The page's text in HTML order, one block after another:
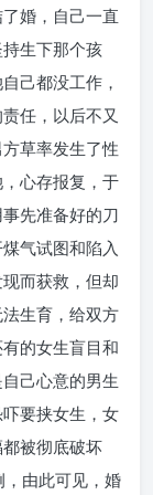
婚，自己一直
生下那个孩
己都没工作，
任，以后不又
草率发生了性
心存报复，于
先准备好的刀
气试图和陷入
而获救，但却
生育，给双方
的女生盲目和
己心意的男生
要挟女生，女
被彻底破坏
由此可见，婚